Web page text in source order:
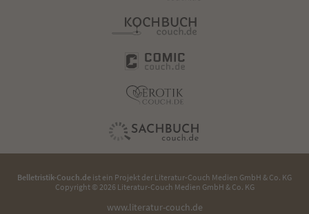
Belletristik-Couch.de ist ein Projekt der Literatur-Couch Medien GmbH & Co. KG
Copyright © 2026 Literatur-Couch Medien GmbH & Co. KG
www.literatur-couch.de